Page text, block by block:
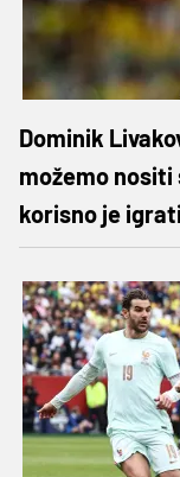
Dominik
možemo
korisno je